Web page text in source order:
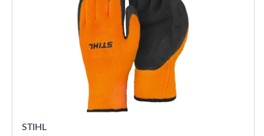
STIHL